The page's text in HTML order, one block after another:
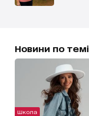
Новини по темі
Школа